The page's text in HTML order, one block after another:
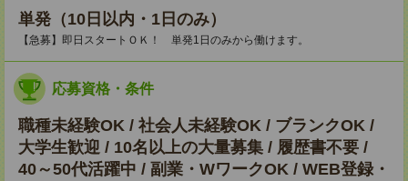
単発（10日以内・1日のみ）
【急募】即日スタートＯＫ！ 単発1日のみから働けます。
応募資格・条件
職種未経験OK / 社会人未経験OK / ブランクOK /
大学生歓迎 / 10名以上の大量募集 / 履歴書不要 /
40～50代活躍中 / 副業・WワークOK / WEB登録・